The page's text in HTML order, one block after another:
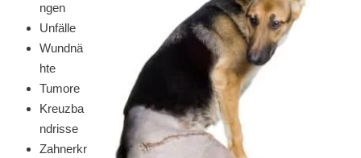
ngen
Unfälle
Wundnä
hte
Tumore
Kreuzba
ndrisse
Zahnerkr